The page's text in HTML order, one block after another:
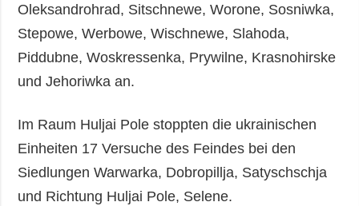
Oleksandrohrad, Sitschnewe, Worone, Sosniwka,
Stepowe, Werbowe, Wischnewe, Slahoda,
Piddubne, Woskressenka, Prywilne, Krasnohirske
und Jehoriwka an.
Im Raum Huljai Pole stoppten die ukrainischen
Einheiten 17 Versuche des Feindes bei den
Siedlungen Warwarka, Dobropillja, Satyschschja
und Richtung Huljai Pole, Selene.